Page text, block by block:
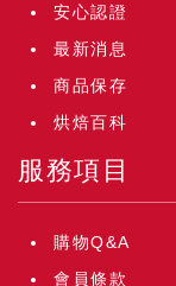
安心認證
最新消息
商品保存
烘焙百科
服務項目
購物Q&A
會員條款